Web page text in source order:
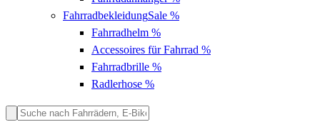
FahrradbekleidungSale %
Fahrradhelm %
Accessoires für Fahrrad %
Fahrradbrille %
Radlerhose %